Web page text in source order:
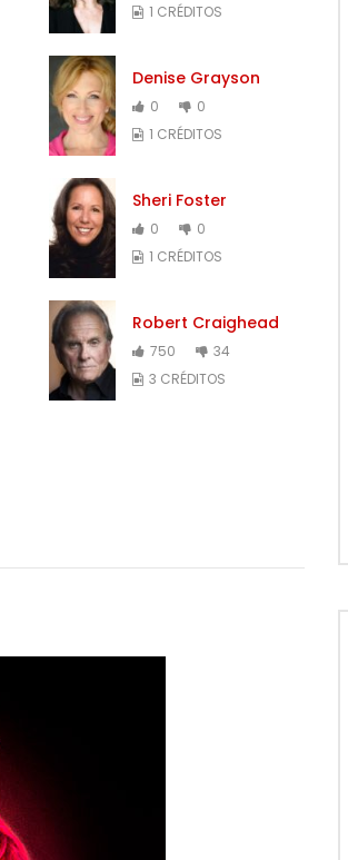
1 CRÉDITOS
Denise Grayson
0
0
1 CRÉDITOS
Sheri Foster
0
0
1 CRÉDITOS
Robert Craighead
750
34
3 CRÉDITOS